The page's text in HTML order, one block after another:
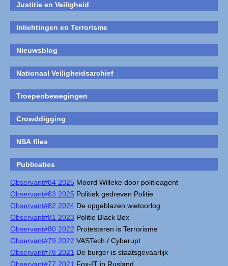
Justitie en Veiligheid
Inlichtingen en Terrorisme
Nieuwsblog
Nationaal Veiligheidsarchief
Troepenbewegingen
Crowddigging
NSA files
Publicaties
Observant#84 2025 Moord Willeke door politieagent
Observant#83 2025 Politiek gedreven Politie
Observant#82 2024 De opgeblazen wietoorlog
Observant#81 2023 Politie Black Box
Observant#80 2022 Protesteren is Terrorisme
Observant#79 2022 VASTech / Cyberupt
Observant#78 2021 De burger is staatsgevaarlijk
Observant#77 2021 Fox-IT in Rusland